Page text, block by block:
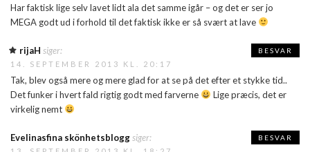
Har faktisk lige selv lavet lidt ala det samme igår – og det er ser jo
MEGA godt ud i forhold til det faktisk ikke er så svært at lave
rijaH siger:
14. SEPTEMBER 2013 KL. 20:17
Tak, blev også mere og mere glad for at se på det efter et stykke tid..
Det funker i hvert fald rigtig godt med farverne
Lige præcis, det er
virkelig nemt
BESVAR
Evelinasfina skönhetsbloggsiger: BESVAR